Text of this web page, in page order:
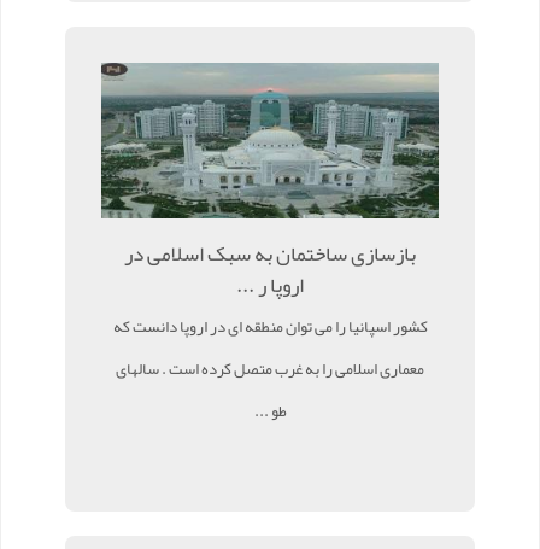
بازسازی ساختمان به سبک اسلامی در
اروپا ر ...
کشور اسپانیا را می توان منطقه ای در اروپا دانست که
معماری اسلامی را به غرب متصل کرده است . سالهای
طو ...